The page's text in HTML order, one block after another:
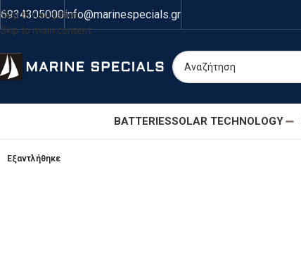
Skip to navigation
Skip to main content
6934305000info@marinespecials.gr
BATTERIESSOLAR TECHNOLOGY
Εξαντλήθηκε